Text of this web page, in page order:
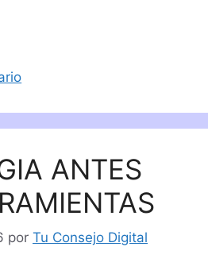
ANTES
por Tu Consejo Digital